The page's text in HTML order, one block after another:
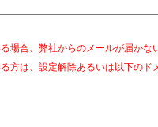
場合、弊社からのメールが届かな
方は、設定解除あるいは以下のド